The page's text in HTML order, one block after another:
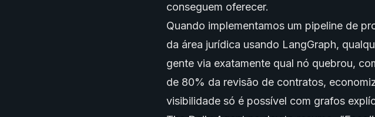
conseguem oferecer.
Quando implementamos um pipeline de
da área jurídica usando LangGraph,
gente via exatamente qual nó quebrou,
de 80% da revisão de contratos,
visibilidade só é possível com grafos